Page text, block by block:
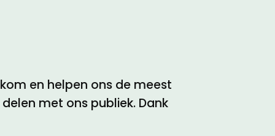
en helpen ons de meest
met ons publiek. Dank